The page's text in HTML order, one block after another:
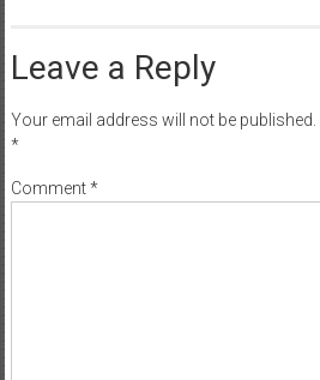
Leave a Reply
Your email address will not be published.
*
Comment*